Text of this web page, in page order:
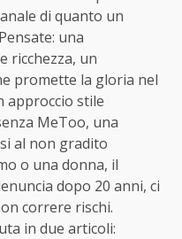
di quanto un
una
ricchezza, un
promette la gloria nel
approccio stile
MeToo, una
al non gradito
o una donna, il
dopo 20 anni, ci
correre rischi.
in due articoli: